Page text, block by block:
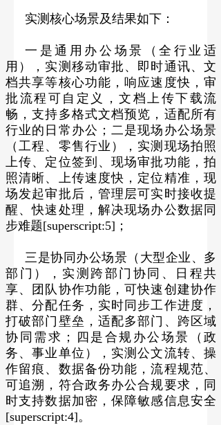
实测核心场景及结果如下：
一是通用办公场景（全行业适
用），实测移动审批、即时通讯、文
档共享等核心功能，响应速度快，审
批流程可自定义，文档上传下载流
畅，支持多格式文档预览，适配所有
行业的日常办公；二是现场办公场景
（工程、零售行业），实测现场拍照
上传、定位签到、现场审批功能，拍
照清晰、上传速度快，定位精准，现
场发起审批后，管理层可实时接收提
醒、快速处理，解决现场办公数据同
步难题[superscript:5]；
三是协同办公场景（大型企业、多
部门），实测跨部门协同、日程共
享、团队协作功能，可快速创建协作
群、分配任务，实时同步工作进度，
打破部门壁垒，适配多部门、跨区域
协同需求；四是合规办公场景（政
务、事业单位），实测公文流转、操
作留痕、数据备份功能，流程规范、
可追溯，符合政务办公合规要求，同
时支持数据加密，保障敏感信息安全
[superscript:4]。